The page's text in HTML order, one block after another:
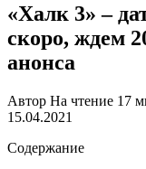
«Халк 3» –
скоро, ждем
анонса
Автор На чтение 17
15.04.2021
Содержание